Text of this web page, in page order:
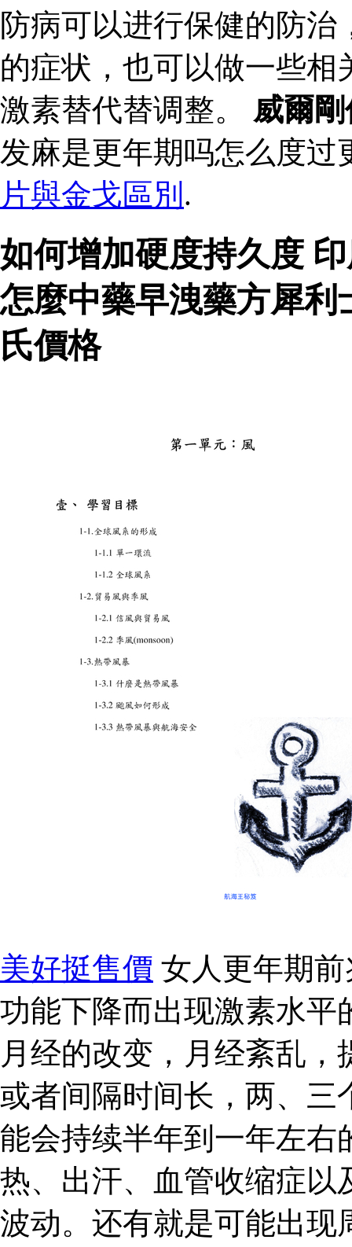
防病可以进行保健的防
的症状，也可以做一些
激素替代替调整。 威爾
发麻是更年期吗怎么度
片與金戈區別 .
如何增加硬度持久度
怎麼中藥早洩藥方犀
氏價格
美好挺售價 女人更年期
功能下降而出现激素水平
月经的改变，月经紊乱
或者间隔时间长，两、三
能会持续半年到一年左右
热、出汗、血管收缩症以
波动。还有就是可能出现